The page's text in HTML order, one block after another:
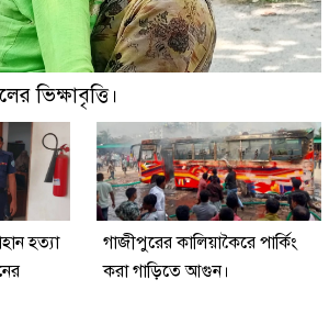
ভিক্ষাবৃত্তি।
হত্যা
গাজীপুরের কালিয়াকৈরে পার্কিং
করা গাড়িতে আগুন।